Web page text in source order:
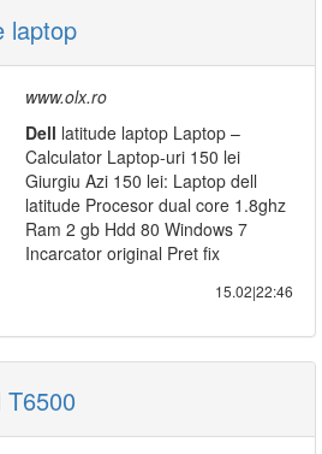
laptop
www.olx.ro
Dell latitude laptop Laptop –
Calculator Laptop-uri 150 lei
Giurgiu Azi 150 lei: Laptop dell
latitude Procesor dual core 1.8ghz
Ram 2 gb Hdd 80 Windows 7
Incarcator original Pret fix
15.02|22:46
T6500